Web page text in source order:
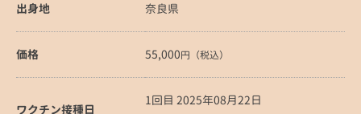
出身地 奈良県
価格 55,000円（税込）
ワクチン接種日
1回目 2025年08月22日